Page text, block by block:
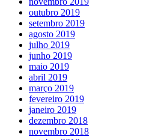
outubro 2019
setembro 2019
agosto 2019
julho 2019
junho 2019
maio 2019
abril 2019
março 2019
fevereiro 2019
janeiro 2019
dezembro 2018
novembro 2018